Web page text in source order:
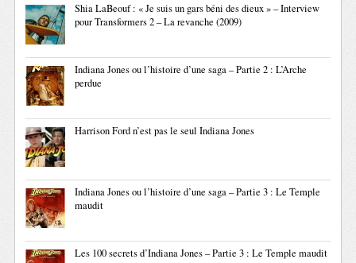
Shia LaBeouf : « Je suis un gars béni des dieux » – Interview
pour Transformers 2 – La revanche (2009)
Indiana Jones ou l’histoire d’une saga – Partie 2 : L’Arche
perdue
Harrison Ford n’est pas le seul Indiana Jones
Indiana Jones ou l’histoire d’une saga – Partie 3 : Le Temple
maudit
Les 100 secrets d’Indiana Jones – Partie 3 : Le Temple maudit